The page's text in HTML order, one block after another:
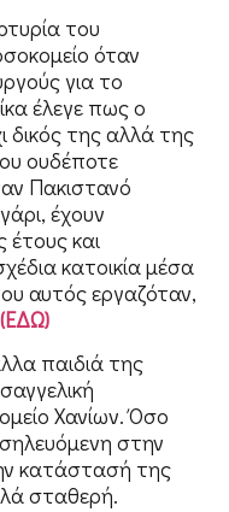
του
όταν
για το
έλεγε πως ο
δικός της αλλά της
ουδέποτε
Πακιστανό
έχουν
έτους και
κατοικία μέσα
αυτός εργαζόταν,
(ΕΔΩ)
παιδιά της
Χανίων. Όσο
στην
κατάστασή της
σταθερή.